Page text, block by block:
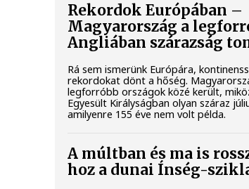
Rekordok Európában –
Magyarország a
Angliában szárazság
Rá sem ismerünk Európára,
rekordokat dönt a hőség.
legforróbb országok közé került,
Egyesült Királyságban olyan száraz
amilyenre 155 éve nem volt példa.
A múltban és ma is
hoz a dunai Ínség-